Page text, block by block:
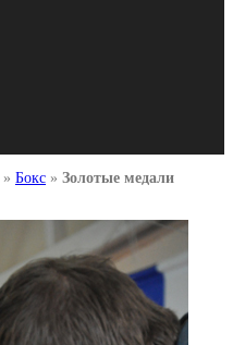
» Бокс » Золотые медали